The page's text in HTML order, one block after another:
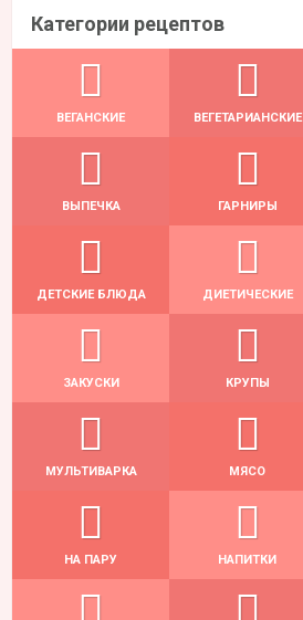
Категории рецептов
ВЕГАНСКИЕ ВЕГЕТАРИАНСКИЕ
ВЫПЕЧКА ГАРНИРЫ
ДЕТСКИЕ БЛЮДА ДИЕТИЧЕСКИЕ
ЗАКУСКИ КРУПЫ
МУЛЬТИВАРКА МЯСО
НА ПАРУ НАПИТКИ